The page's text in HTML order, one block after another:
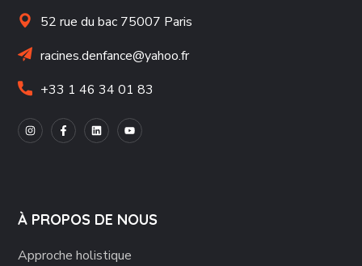
52 rue du bac 75007 Paris
racines.denfance@yahoo.fr
+33 1 46 34 01 83
À PROPOS DE NOUS
Approche holistique